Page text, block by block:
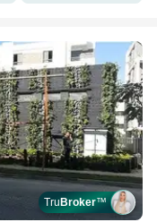
TruBroker™